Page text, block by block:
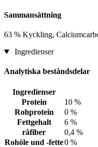
Sammansättning
63 % Kyckling,
Ingredienser
Analytiska beståndsdelar
Ingredienser
Protein
10 %
Rohprotein
0 %
Fettgehalt
6 %
råfiber
0,4 %
Rohöle und -fette0 %